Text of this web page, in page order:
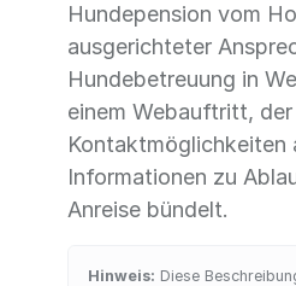
Hundepension vom
ausgerichteter
Hundebetreuung in
einem Webauftritt, der
Kontaktmöglichkeiten
Informationen zu
Anreise bündelt.
Hinweis: Diese